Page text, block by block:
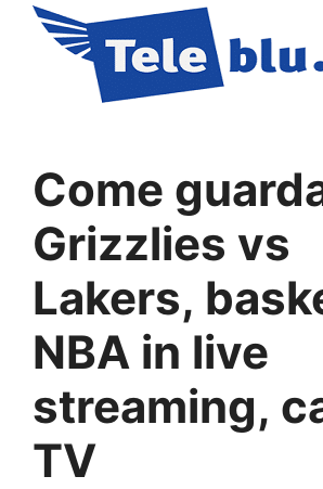
contenuto
Come
Grizzlies vs
Lakers,
NBA in live
streaming,
TV